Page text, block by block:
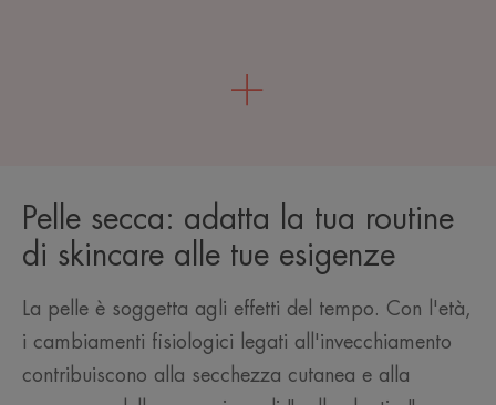
Pelle secca: adatta la tua routine
di skincare alle tue esigenze
La pelle è soggetta agli effetti del tempo. Con l'età,
i cambiamenti fisiologici legati all'invecchiamento
contribuiscono alla secchezza cutanea e alla